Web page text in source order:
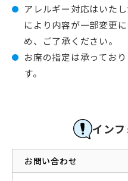
アレルギー対応はいた
により内容が一部変更
め、ご了承ください。
お席の指定は承ってお
す。
イン
お問い合わせ